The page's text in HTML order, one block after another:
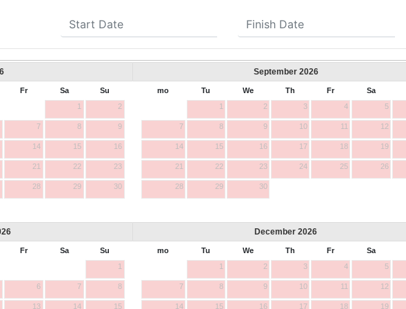
Fr Sa
Su
1
2
7 8 9
14 15 16
21 22 23
28 29 30
September 2026
mo Tu We Th Fr Sa
1
2 3 4 5
7 8 9 10 11 12
14 15 16 17 18 19
21 22 23 24 25 26
28 29 30
Fr Sa
Su
1
6 7 8
13 14 15
December 2026
mo Tu We Th Fr Sa
1
2 3 4 5
7 8 9 10 11 12
14 15 16 17 18 19